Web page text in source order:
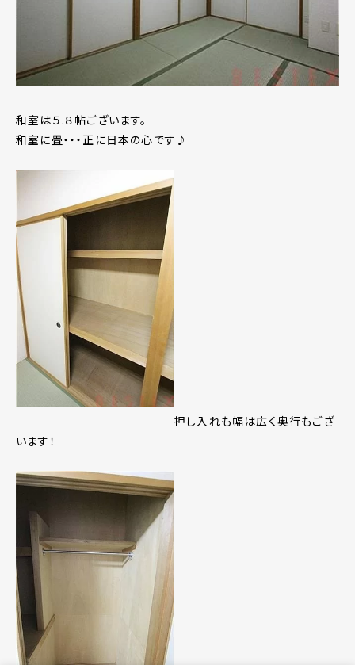
和室は５.８帖ございます。
和室に畳・・・正に日本の心です♪
押し入れも幅は広く奥行もござ
います！